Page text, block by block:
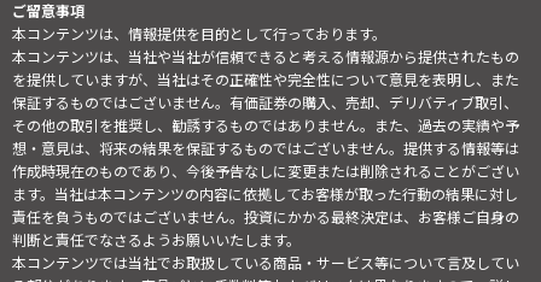
ご留意事項
本コンテンツは、情報提供を目的として行っております。
本コンテンツは、当社や当社が信頼できると考える情報源から提供されたもの
を提供していますが、当社はその正確性や完全性について意見を表明し、また
保証するものではございません。有価証券の購入、売却、デリバティブ取引、
その他の取引を推奨し、勧誘するものではありません。また、過去の実績や予
想・意見は、将来の結果を保証するものではございません。提供する情報等は
作成時現在のものであり、今後予告なしに変更または削除されることがござい
ます。当社は本コンテンツの内容に依拠してお客様が取った行動の結果に対し
責任を負うものではございません。投資にかかる最終決定は、お客様ご自身の
判断と責任でなさるようお願いいたします。
本コンテンツでは当社でお取扱している商品・サービス等について言及してい